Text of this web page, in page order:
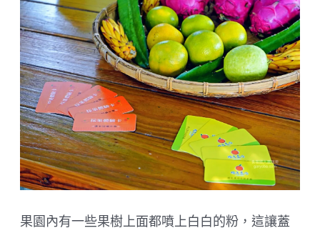
果園內有一些果樹上面都噴上白白的粉，這讓蓋